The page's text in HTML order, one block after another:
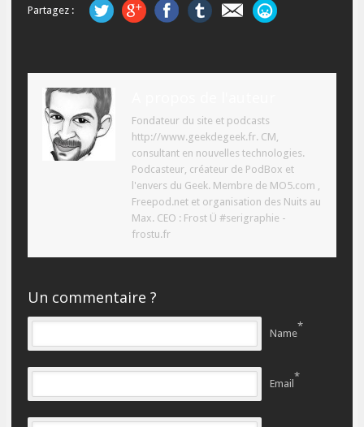
Partagez :
Fondateur du site et podcasts
http://www.geekdegeek.fr. CM,
consultant en nouvelles technologies.
Podcasteur, créateur de PodBox et
l'envers du Geek. Membre de MO5.com ,
Freepod.net et organisation des Nuits au
Max. CEO : Frost Ü #serigraphie -
frostu.fr
Un commentaire ?
Name
*
Email
*